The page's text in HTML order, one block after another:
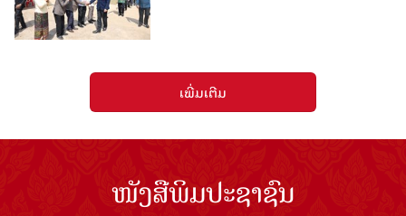
ເພີ່ມເຕີມ
ໜັງສືພິມປະຊາຊົນ